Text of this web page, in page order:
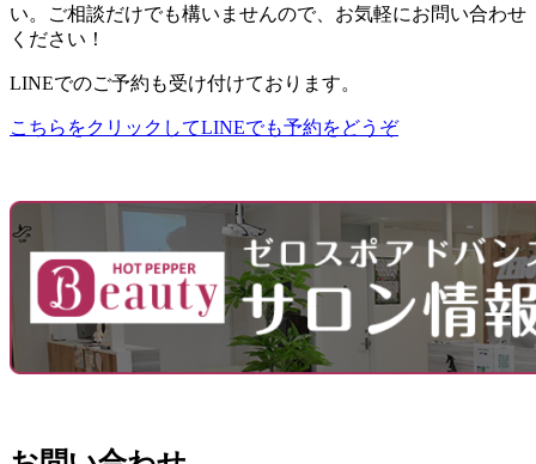
い。ご相談だけでも構いませんので、お気軽にお問い合わせ
ください！
LINEでのご予約も受け付けております。
こちらをクリックしてLINEでも予約をどうぞ